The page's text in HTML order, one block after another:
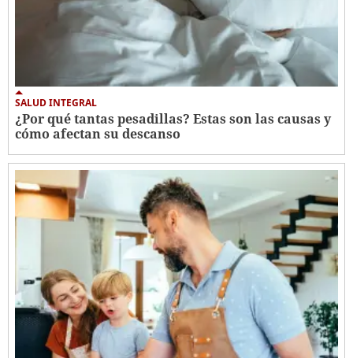
SALUD INTEGRAL
¿Por qué tantas pesadillas? Estas son las causas y
cómo afectan su descanso